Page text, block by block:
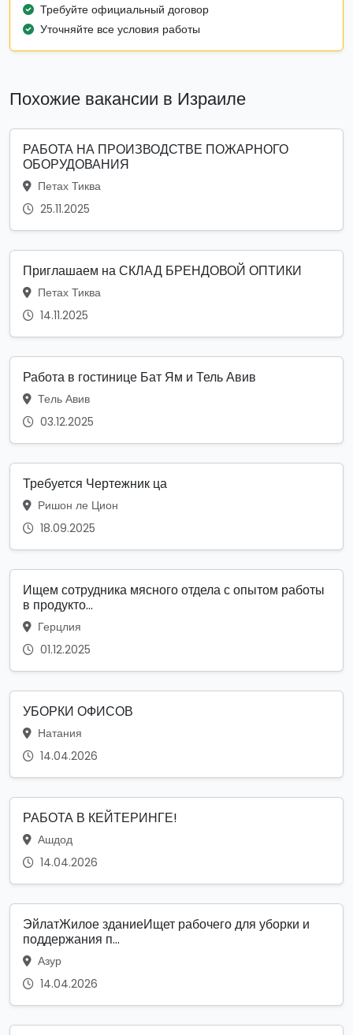
Требуйте официальный договор
Уточняйте все условия работы
Похожие вакансии в Израиле
РАБОТА НА ПРОИЗВОДСТВЕ ПОЖАРНОГО
ОБОРУДОВАНИЯ
Петах Тиква
25.11.2025
Приглашаем на СКЛАД БРЕНДОВОЙ ОПТИКИ
Петах Тиква
14.11.2025
Работа в гостинице Бат Ям и Тель Авив
Тель Авив
03.12.2025
Требуется Чертежник ца
Ришон ле Цион
18.09.2025
Ищем сотрудника мясного отдела с опытом работы
в продукто...
Герцлия
01.12.2025
УБОРКИ ОФИСОВ
Натания
14.04.2026
РАБОТА В КЕЙТЕРИНГЕ!
Ашдод
14.04.2026
ЭйлатЖилое зданиеИщет рабочего для уборки и
поддержания п...
Азур
14.04.2026